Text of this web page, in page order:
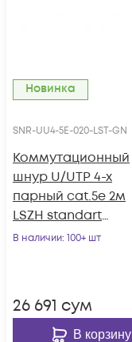
Новинка
SNR-UU4-5E-020-LST-GN
Коммутационный
шнур U/UTP 4-х
парный cat.5e 2м
LSZH standart
зеленый
В наличии: 100+ шт
26 691 сум
В корзину